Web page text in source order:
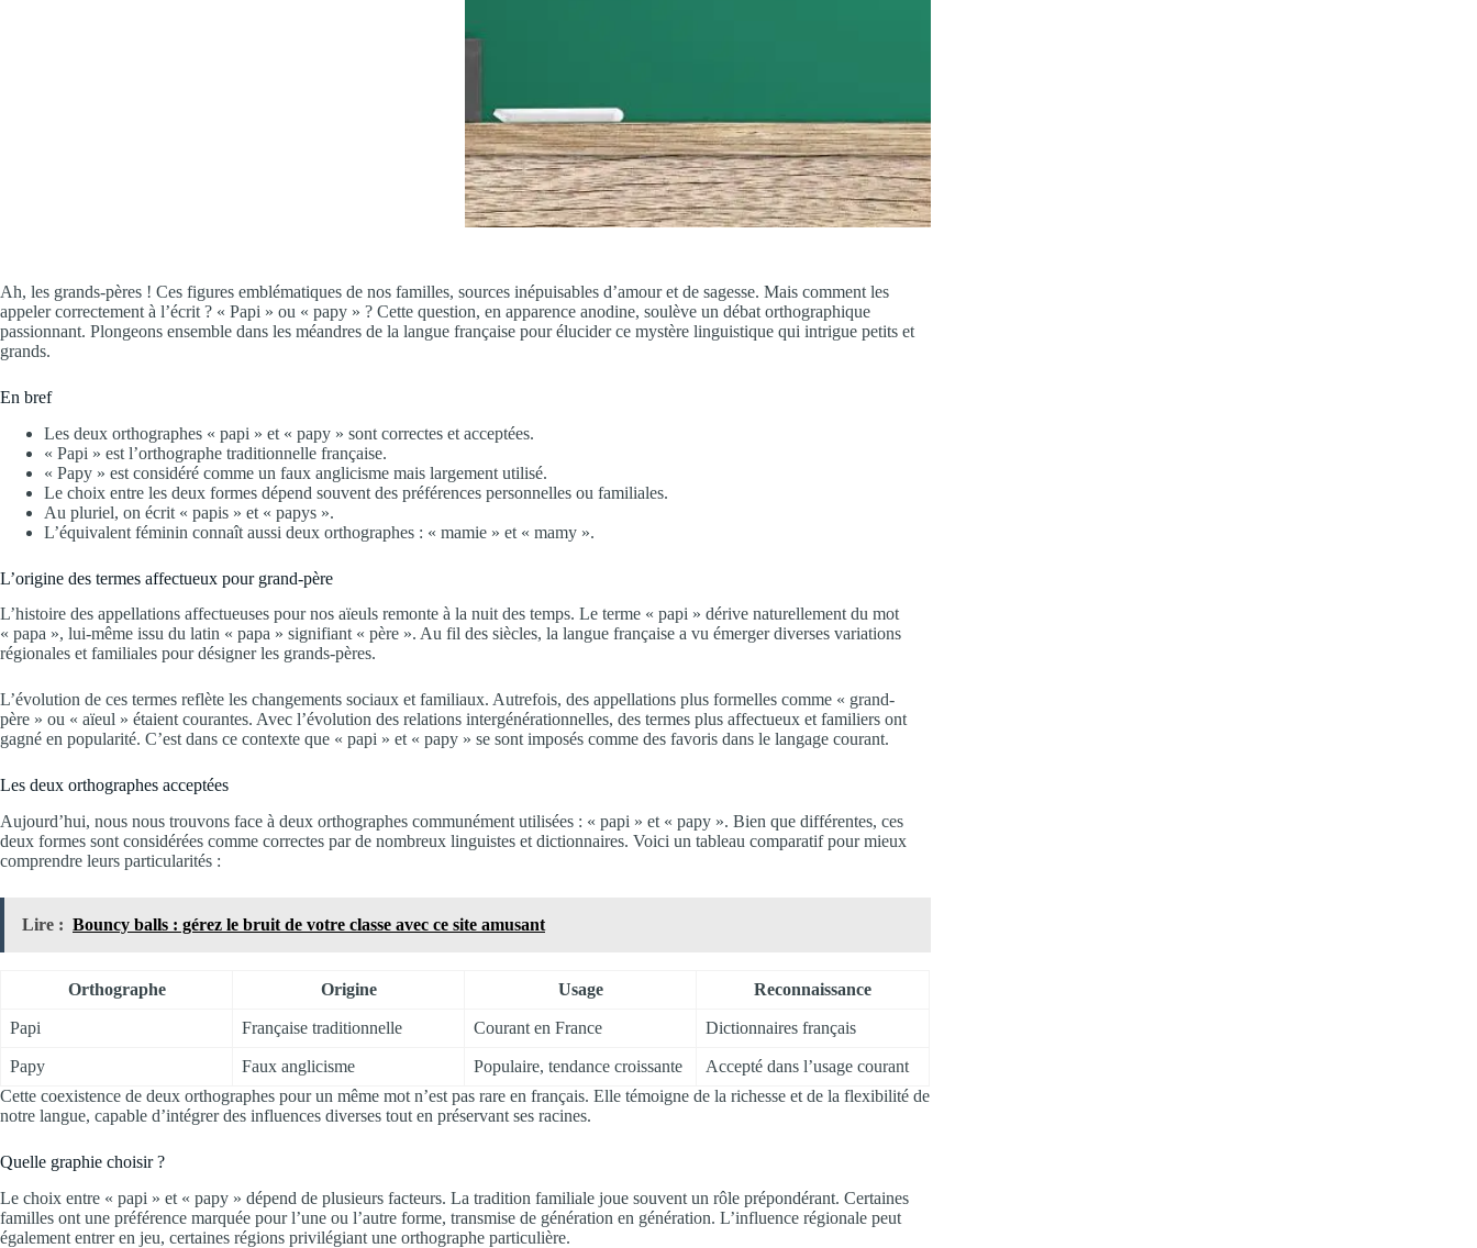
Ah, les grands-pères ! Ces figures emblématiques de nos familles, sources inépuisables d’amour et de sagesse. Mais comment les
appeler correctement à l’écrit ? « Papi » ou « papy » ? Cette question, en apparence anodine, soulève un débat orthographique
passionnant. Plongeons ensemble dans les méandres de la langue française pour élucider ce mystère linguistique qui intrigue petits et
grands.
En bref
Les deux orthographes « papi » et « papy » sont correctes et acceptées.
« Papi » est l’orthographe traditionnelle française.
« Papy » est considéré comme un faux anglicisme mais largement utilisé.
Le choix entre les deux formes dépend souvent des préférences personnelles ou familiales.
Au pluriel, on écrit « papis » et « papys ».
L’équivalent féminin connaît aussi deux orthographes : « mamie » et « mamy ».
L’origine des termes affectueux pour grand-père
L’histoire des appellations affectueuses pour nos aïeuls remonte à la nuit des temps. Le terme « papi » dérive naturellement du mot
« papa », lui-même issu du latin « papa » signifiant « père ». Au fil des siècles, la langue française a vu émerger diverses variations
régionales et familiales pour désigner les grands-pères.
L’évolution de ces termes reflète les changements sociaux et familiaux. Autrefois, des appellations plus formelles comme « grand-
père » ou « aïeul » étaient courantes. Avec l’évolution des relations intergénérationnelles, des termes plus affectueux et familiers ont
gagné en popularité. C’est dans ce contexte que « papi » et « papy » se sont imposés comme des favoris dans le langage courant.
Les deux orthographes acceptées
Aujourd’hui, nous nous trouvons face à deux orthographes communément utilisées : « papi » et « papy ». Bien que différentes, ces
deux formes sont considérées comme correctes par de nombreux linguistes et dictionnaires. Voici un tableau comparatif pour mieux
comprendre leurs particularités :
Lire : Bouncy balls : gérez le bruit de votre classe avec ce site amusant
Orthographe Origine Usage Reconnaissance
Papi Française traditionnelle Courant en France Dictionnaires français
Papy Faux anglicisme Populaire, tendance croissante
Accepté dans l’usage courant
Cette coexistence de deux orthographes pour un même mot n’est pas rare en français. Elle témoigne de la richesse et de la flexibilité de
notre langue, capable d’intégrer des influences diverses tout en préservant ses racines.
Quelle graphie choisir ?
Le choix entre « papi » et « papy » dépend de plusieurs facteurs. La tradition familiale joue souvent un rôle prépondérant. Certaines
familles ont une préférence marquée pour l’une ou l’autre forme, transmise de génération en génération. L’influence régionale peut
également entrer en jeu, certaines régions privilégiant une orthographe particulière.